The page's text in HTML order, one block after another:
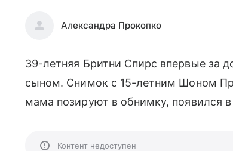
Александра Прокопко
39-летняя Бритни Спирс впервые за
сыном. Снимок с 15-летним Шоном
мама позируют в обнимку, появился
Контент недоступен